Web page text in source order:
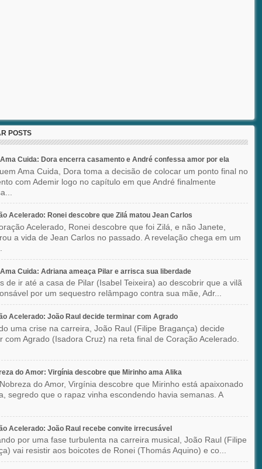
POSTS
Cuida: Dora encerra casamento e André confessa amor por ela
Ama Cuida, Dora toma a decisão de colocar um ponto final no
com Ademir logo no capítulo em que André finalmente
Acelerado: Ronei descobre que Zilá matou Jean Carlos
Acelerado, Ronei descobre que foi Zilá, e não Janete,
a vida de Jean Carlos no passado. A revelação chega em um
Cuida: Adriana ameaça Pilar e arrisca sua liberdade
de ir até a casa de Pilar (Isabel Teixeira) ao descobrir que a vilã
por um sequestro relâmpago contra sua mãe, Adr...
Acelerado: João Raul decide terminar com Agrado
uma crise na carreira, João Raul (Filipe Bragança) decide
com Agrado (Isadora Cruz) na reta final de Coração Acelerado.
do Amor: Virgínia descobre que Mirinho ama Alika
do Amor, Virgínia descobre que Mirinho está apaixonado
segredo que o rapaz vinha escondendo havia semanas. A
Acelerado: João Raul recebe convite irrecusável
por uma fase turbulenta na carreira musical, João Raul (Filipe
vai resistir aos boicotes de Ronei (Thomás Aquino) e co...